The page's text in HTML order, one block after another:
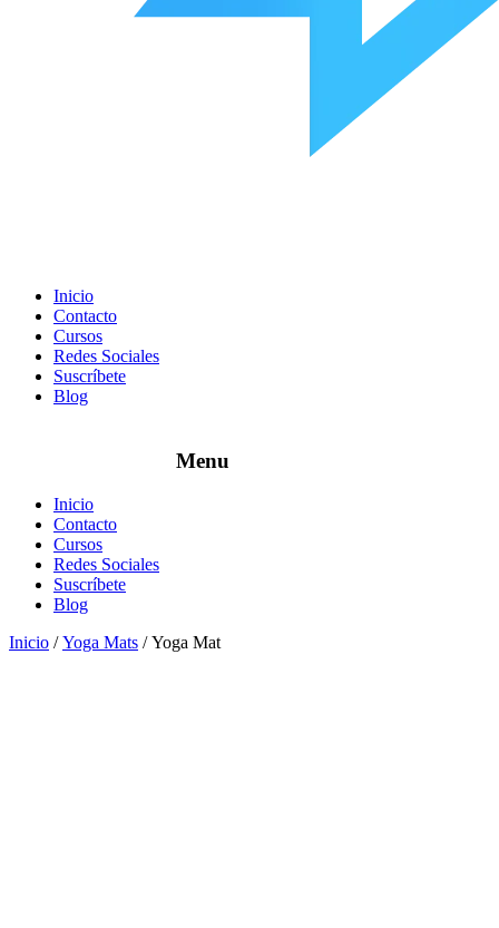
Inicio
Contacto
Cursos
Redes Sociales
Suscríbete
Blog
Inicio
Contacto
Cursos
Redes Sociales
Suscríbete
Blog
Inicio /Yoga Mats / Yoga Mat